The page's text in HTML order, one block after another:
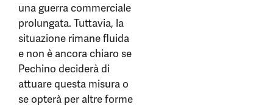
una guerra commerciale
prolungata. Tuttavia, la
situazione rimane fluida
e non è ancora chiaro se
Pechino deciderà di
attuare questa misura o
se opterà per altre forme